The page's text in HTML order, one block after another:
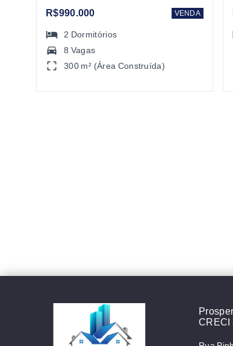
R$990.000 VENDA
2 Dormitórios
8 Vagas
300 m² (Área Construída)
CRECI